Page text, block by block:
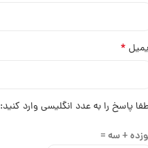
*
پاسخ را به عدد انگلیسی وارد کنید:
+ سه =